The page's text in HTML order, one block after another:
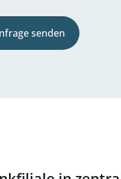
senden